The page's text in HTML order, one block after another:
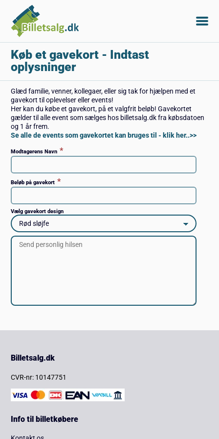
Køb et gavekort - Indtast
oplysninger
Glæd familie, venner, kollegaer, eller sig tak for hjælpen med et
gavekort til oplevelser eller events!
Her kan du købe et gavekort, på et valgfrit beløb! Gavekortet
gælder til alle event som sælges hos billetsalg.dk fra købsdatoen
og 1 år frem.
Se alle de events som gavekortet kan bruges til - klik her..>>
Modtagerens Navn *
Beløb på gavekort *
Vælg gavekort design
Billetsalg.dk
CVR-nr: 10147751
Info til billetkøbere